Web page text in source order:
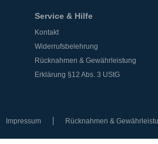
Service & Hilfe
Kontakt
Widerrufsbelehrung
Rücknahmen & Gewährleistung
Erklärung §12 Abs. 3 UStG
Impressum Rücknahmen &